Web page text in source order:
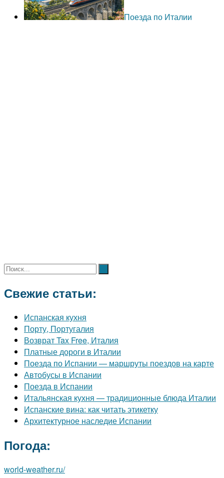
Поезда по Италии
Свежие статьи:
Испанская кухня
Порту, Португалия
Возврат Tax Free, Италия
Платные дороги в Италии
Поезда по Испании — маршруты поездов на карте
Автобусы в Испании
Поезда в Испании
Итальянская кухня — традиционные блюда Италии
Испанские вина: как читать этикетку
Архитектурное наследие Испании
Погода:
world-weather.ru/